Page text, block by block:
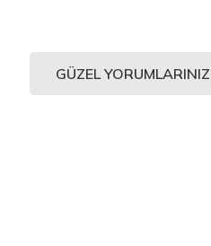
GÜZEL